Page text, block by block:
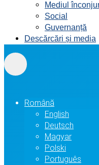
Mediul
Social
Guvernanță
Descărcări și media
Română
English
Deutsch
Magyar
Polski
Português